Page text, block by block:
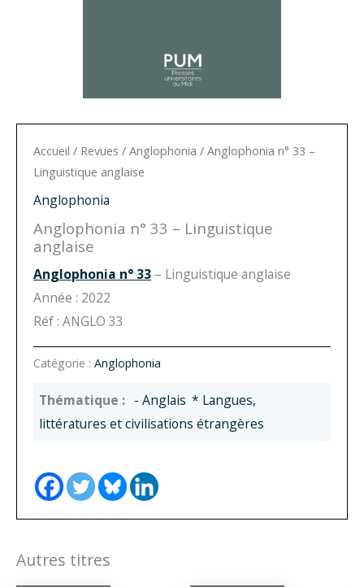
Accueil / Revues / Anglophonia / Anglophonia n° 33 –
Linguistique anglaise
Anglophonia
Anglophonia n° 33 – Linguistique
anglaise
Anglophonia n° 33 – Linguistique anglaise
Année : 2022
Réf : ANGLO 33
Catégorie : Anglophonia
- Anglais * Langues,
littératures et civilisations étrangères
Autres titres